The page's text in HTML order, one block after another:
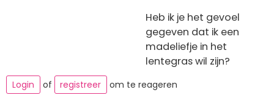
Heb ik je het gevoel
gegeven dat ik een
madeliefje in het
lentegras wil zijn?
Login of registreer om te reageren